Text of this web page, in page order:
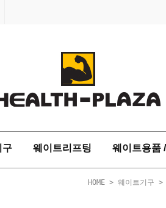
구 웨이트리프팅 웨이트용품
HOME > 웨이트기구 >